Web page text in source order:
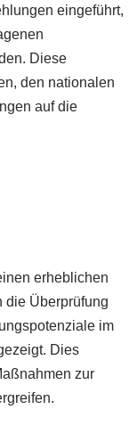
eingeführt,
Diese
den nationalen
auf die
erheblichen
die Überprüfung
im
Dies
zur